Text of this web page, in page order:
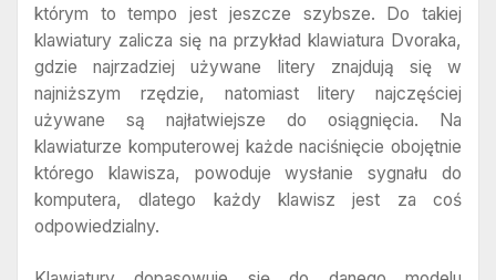
którym to tempo jest jeszcze szybsze. Do takiej
klawiatury zalicza się na przykład klawiatura Dvoraka,
gdzie najrzadziej używane litery znajdują się w
najniższym rzędzie, natomiast litery najczęściej
używane są najłatwiejsze do osiągnięcia. Na
klawiaturze komputerowej każde naciśnięcie obojętnie
którego klawisza, powoduje wysłanie sygnału do
komputera, dlatego każdy klawisz jest za coś
odpowiedzialny.